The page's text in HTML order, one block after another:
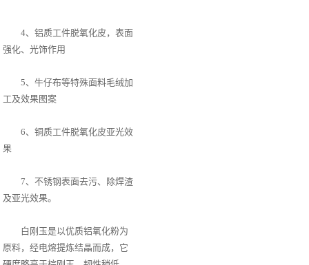
4、铝质工件脱氧化皮，表面
强化、光饰作用
5、牛仔布等特殊面料毛绒加
工及效果图案
6、铜质工件脱氧化皮亚光效
果
7、不锈钢表面去污、除焊渣
及亚光效果。
白刚玉是以优质铝氧化粉为
原料，经电熔提炼结晶而成，它